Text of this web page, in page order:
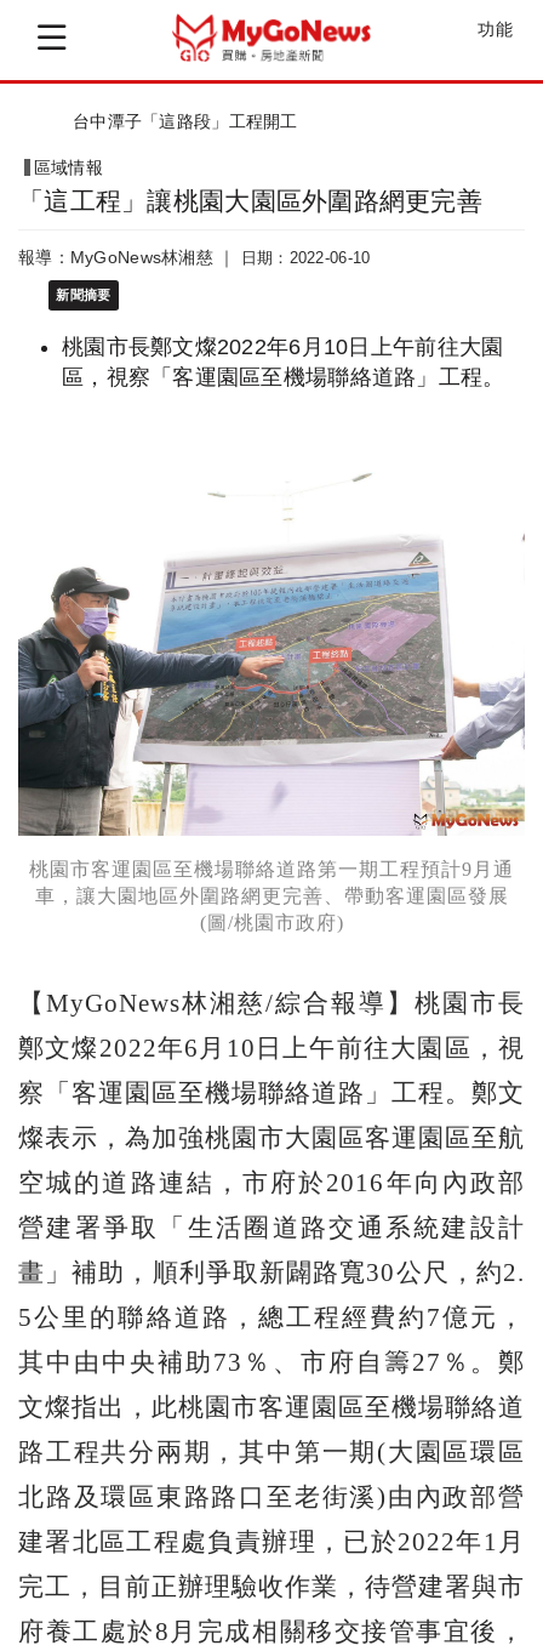
功能
台中潭子「這路段」工程開工
區域情報
「這工程」讓桃園大園區外圍路網更完善
報導：MyGoNews林湘慈 ｜ 日期：2022-06-10
新聞摘要
桃園市長鄭文燦2022年6月10日上午前往大園
區，視察「客運園區至機場聯絡道路」工程。
桃園市客運園區至機場聯絡道路第一期工程預計9月通
車，讓大園地區外圍路網更完善、帶動客運園區發展
(圖/桃園市政府)
【MyGoNews林湘慈/綜合報導】桃園市長
鄭文燦2022年6月10日上午前往大園區，視
察「客運園區至機場聯絡道路」工程。鄭文
燦表示，為加強桃園市大園區客運園區至航
空城的道路連結，市府於2016年向內政部
營建署爭取「生活圈道路交通系統建設計
畫」補助，順利爭取新闢路寬30公尺，約2.
5公里的聯絡道路，總工程經費約7億元，
其中由中央補助73％、市府自籌27％。鄭
文燦指出，此桃園市客運園區至機場聯絡道
路工程共分兩期，其中第一期(大園區環區
北路及環區東路路口至老街溪)由內政部營
建署北區工程處負責辦理，已於2022年1月
完工，目前正辦理驗收作業，待營建署與市
府養工處於8月完成相關移交接管事宜後，